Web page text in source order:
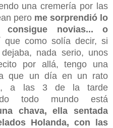
una cremería por las
pero me sorprendió lo
novias... o
que como solía decir, si
nada serio, unos
por allá, tengo una
que un día en un rato
a las 3 de la tarde
todo mundo está
chava, ella sentada
Holanda, con las